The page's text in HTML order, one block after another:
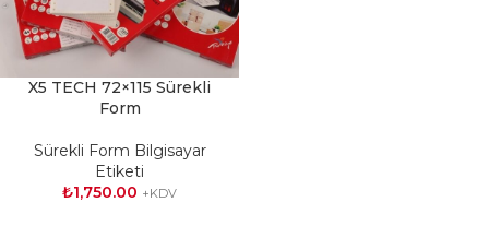
X5 TECH 72×115 Sürekli
Form
Sürekli Form Bilgisayar
Etiketi
₺1,750.00 +KDV